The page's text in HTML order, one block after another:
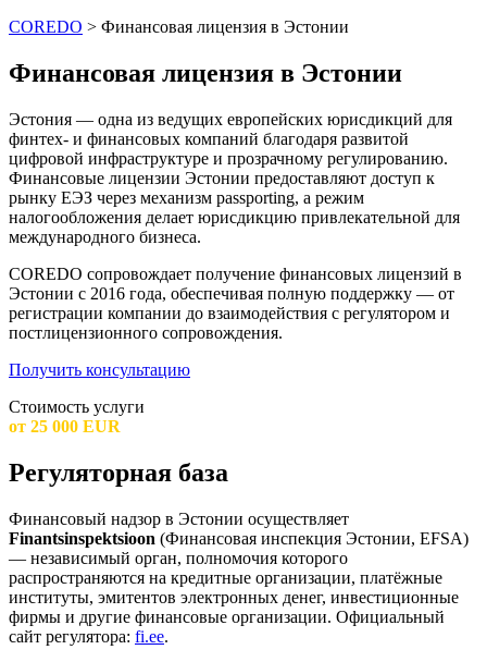
COREDO > Финансовая лицензия в Эстонии
Финансовая лицензия в Эстонии
Эстония — одна из ведущих европейских юрисдикций для
финтех- и финансовых компаний благодаря развитой
цифровой инфраструктуре и прозрачному регулированию.
Финансовые лицензии Эстонии предоставляют доступ к
рынку ЕЭЗ через механизм passporting, а режим
налогообложения делает юрисдикцию привлекательной для
международного бизнеса.
COREDO сопровождает получение финансовых лицензий в
Эстонии с 2016 года, обеспечивая полную поддержку — от
регистрации компании до взаимодействия с регулятором и
постлицензионного сопровождения.
Получить консультацию
Стоимость услуги
от 25 000 EUR
Регуляторная база
Финансовый надзор в Эстонии осуществляет
Finantsinspektsioon (Финансовая инспекция Эстонии, EFSA)
— независимый орган, полномочия которого
распространяются на кредитные организации, платёжные
институты, эмитентов электронных денег, инвестиционные
фирмы и другие финансовые организации. Официальный
сайт регулятора: fi.ee.